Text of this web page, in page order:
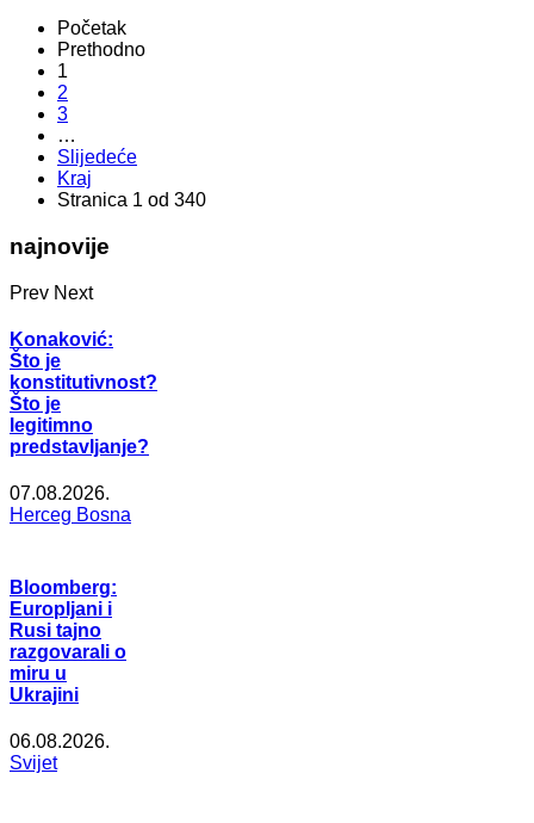
Početak
Prethodno
1
2
3
…
Slijedeće
Kraj
Stranica 1 od 340
najnovije
Prev Next
Konaković:
Što je
konstitutivnost?
Što je
legitimno
predstavljanje?
07.08.2026.
Herceg Bosna
Bloomberg:
Europljani i
Rusi tajno
razgovarali o
miru u
Ukrajini
06.08.2026.
Svijet